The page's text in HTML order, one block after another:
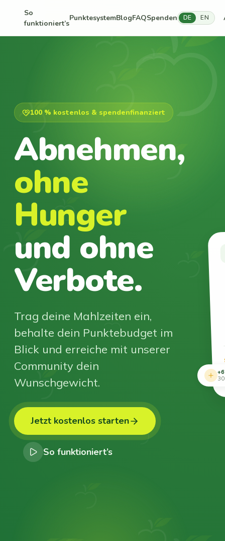
So
funktioniert’s
PunktesystemBlogFAQSpenden DE EN
100 % kostenlos & spendenfinanziert
Abnehmen,
ohne
Hunger
und ohne
Verbote.
Trag deine Mahlzeiten ein,
behalte dein Punktebudget im
Blick und erreiche mit unserer
Community dein
Wunschgewicht.
Jetzt kostenlos starten
So funktioniert’s